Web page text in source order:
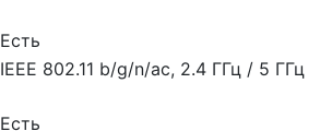
Есть
IEEE 802.11 b/g/n/ac, 2.4 ГГц / 5 ГГц
Есть